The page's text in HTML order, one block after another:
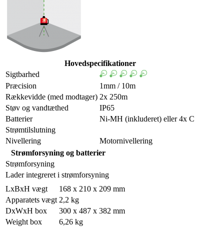
Hovedspecifikationer
Sigtbarhed
Præcision
1mm / 10m
Rækkevidde (med modtager) 2x 250m
Støv og vandtæthed
IP65
Batterier
Ni-MH (inkluderet) eller 4x C
Strømtilslutning
Nivellering
Motornivellering
Strømforsyning og batterier
Strømforsyning
Lader integreret i strømforsyning
LxBxH vægt
168 x 210 x 209 mm
Apparatets vægt 2,2 kg
DxWxH box
300 x 487 x 382 mm
Weight box
6,26 kg